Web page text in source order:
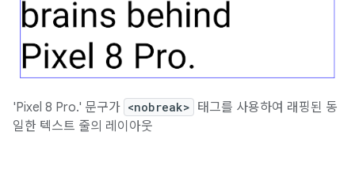
'Pixel 8 Pro.' 문구가 <nobreak> 태그를 사용하여 래핑된 동
일한 텍스트 줄의 레이아웃